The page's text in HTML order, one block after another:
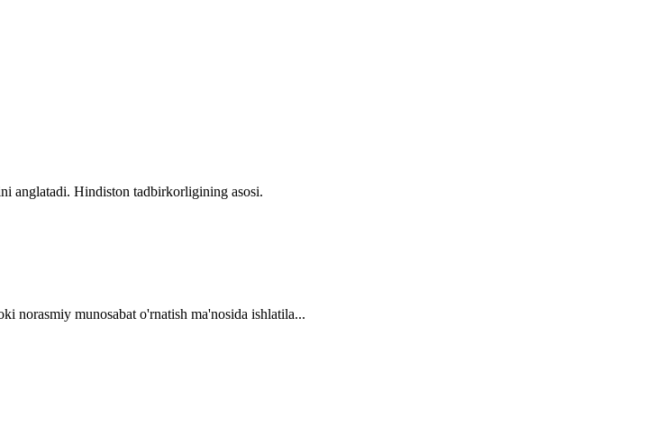
anglatadi. Hindiston tadbirkorligining asosi.
norasmiy munosabat o'rnatish ma'nosida ishlatila...